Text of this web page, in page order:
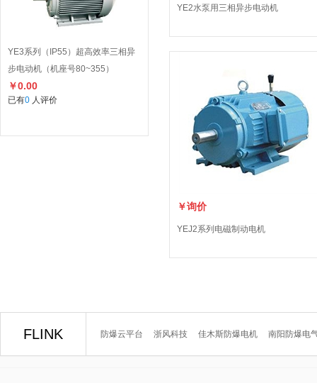
YE3系列（IP55）超高效率三相异
步电动机（机座号80~355）
￥0.00
已有0 人评价
YE2水泵用三相异步电动机
￥询价
YEJ2系列电磁制动电机
FLINK 防爆云平台 浙风科技 佳木斯防爆电机 南阳防爆电